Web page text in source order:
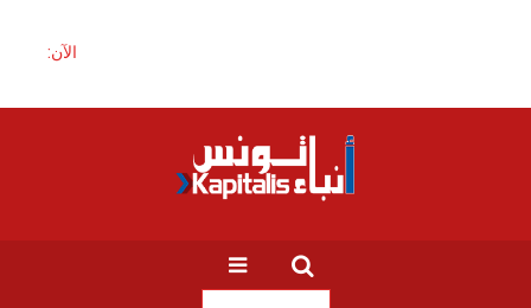
الآن: